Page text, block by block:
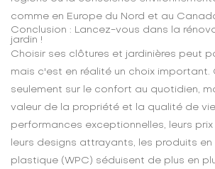
comme en Europe du Nord et au
Conclusion : Lancez-vous dans la
jardin !
Choisir ses clôtures et jardinières peut
mais c'est en réalité un choix important.
seulement sur le confort au quotidien,
valeur de la propriété et la qualité de
performances exceptionnelles, leurs
leurs designs attrayants, les produits
plastique (WPC) séduisent de plus en